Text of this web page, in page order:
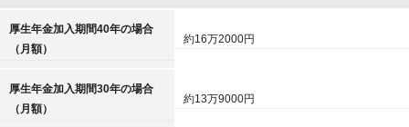
厚生年金加入期間40年の場合
（月額）
約16万2000円
厚生年金加入期間30年の場合
（月額）
約13万9000円